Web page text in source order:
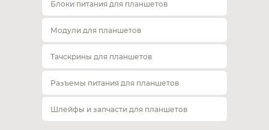
Блоки питания для планшетов
Модули для планшетов
Тачскрины для планшетов
Разъемы питания для планшетов
Шлейфы и запчасти для планшетов